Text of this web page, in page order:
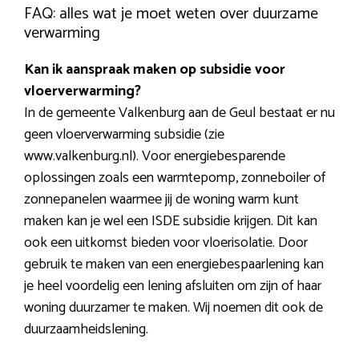
FAQ: alles wat je moet weten over duurzame
verwarming
Kan ik aanspraak maken op subsidie voor
vloerverwarming?
In de gemeente Valkenburg aan de Geul bestaat er nu
geen vloerverwarming subsidie (zie
www.valkenburg.nl). Voor energiebesparende
oplossingen zoals een warmtepomp, zonneboiler of
zonnepanelen waarmee jij de woning warm kunt
maken kan je wel een ISDE subsidie krijgen. Dit kan
ook een uitkomst bieden voor vloerisolatie. Door
gebruik te maken van een energiebespaarlening kan
je heel voordelig een lening afsluiten om zijn of haar
woning duurzamer te maken. Wij noemen dit ook de
duurzaamheidslening.